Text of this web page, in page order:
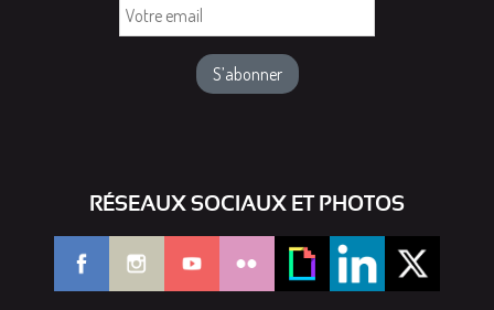
RÉSEAUX SOCIAUX ET PHOTOS